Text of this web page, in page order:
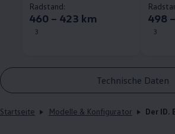
Radstand:
460 – 423 km
3
498
3
Technische Daten
Startseite Modelle & Konfigurator Der ID.